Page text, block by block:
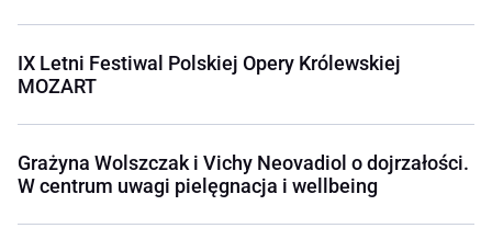
IX Letni Festiwal Polskiej Opery Królewskiej
MOZART
Grażyna Wolszczak i Vichy Neovadiol o dojrzałości.
W centrum uwagi pielęgnacja i wellbeing